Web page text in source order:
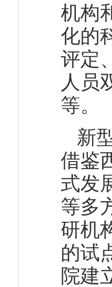
机构
化的
评定
人员
等。
新
借鉴
式发
等多
研机
的试
院建